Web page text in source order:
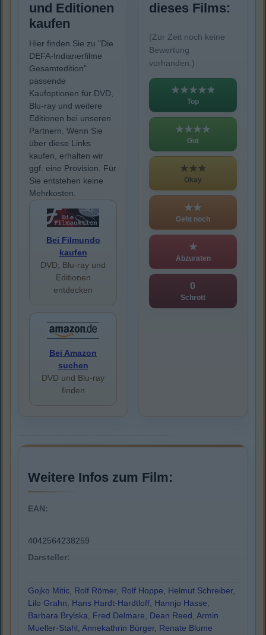
und Editionen
kaufen
Hier finden Sie zu "Die
DEFA-Indianerfilme
Gesamtedition"
passende
Kaufoptionen für DVD,
Blu-ray und weitere
Editionen bei unseren
Partnern. Wenn Sie
über diese Links
kaufen, erhalten wir
ggf. eine Provision. Für
Sie entstehen keine
Mehrkosten.
Bei Filmundo
kaufen
DVD, Blu-ray und
Editionen
entdecken
Bei Amazon
suchen
DVD und Blu-ray
finden
dieses Films:
(Zur Zeit noch keine
Bewertung
vorhanden.)
★★★★★
Top
★★★★
Gut
★★★
Okay
★★
Geht noch
★
Abzuraten
0
Schrott
Weitere Infos zum Film:
EAN:
4042564238259
Darsteller:
Gojko Mitic, Rolf Römer, Rolf Hoppe, Helmut Schreiber,
Lilo Grahn, Hans Hardt-Hardtloff, Hannjo Hasse,
Barbara Brylska, Fred Delmare, Dean Reed, Armin
Mueller-Stahl, Annekathrin Bürger, Renate Blume